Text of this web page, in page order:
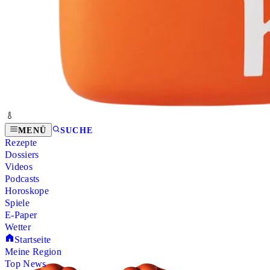
MENÜ SUCHE
Rezepte
Dossiers
Videos
Podcasts
Horoskope
Spiele
E-Paper
Wetter
Startseite
Meine Region
Top News